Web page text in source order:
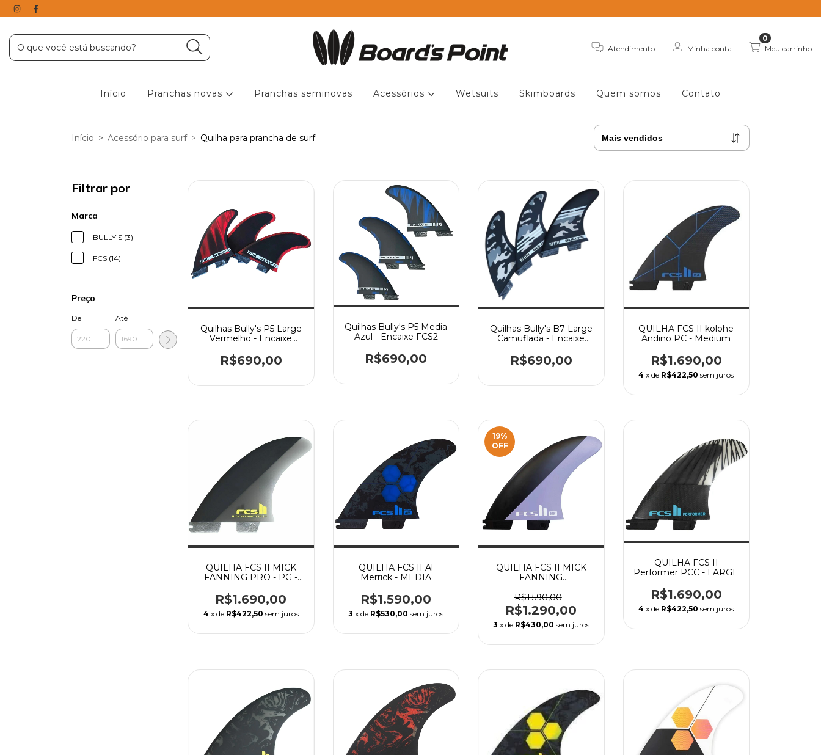
Atendimento Minha conta Meu carrinho
0
Início Pranchas novas Pranchas seminovas Acessórios Wetsuits Skimboards Quem somos Contato
Início > Acessório para surf > Quilha para prancha de surf
Filtrar por
Marca
BULLY'S (3)
FCS (14)
Preço
De Até
Quilhas Bully's P5 Large
Vermelho - Encaixe
R$690,00
Quilhas Bully's P5 Media
Azul - Encaixe FCS2
R$690,00
Quilhas Bully's B7 Large
Camuflada - Encaixe
R$690,00
QUILHA FCS II kolohe
Andino PC - Medium
R$1.690,00
4 x de R$422,50 sem juros
QUILHA FCS II MICK
FANNING PRO - PG -
R$1.690,00
4 x de R$422,50 sem juros
QUILHA FCS II Al
Merrick - MEDIA
R$1.590,00
3 x de R$530,00 sem juros
19%
OFF
QUILHA FCS II MICK
FANNING
- Média
R$1.590,00
R$1.290,00
3 x de R$430,00 sem juros
QUILHA FCS II
Performer PCC - LARGE
R$1.690,00
4 x de R$422,50 sem juros